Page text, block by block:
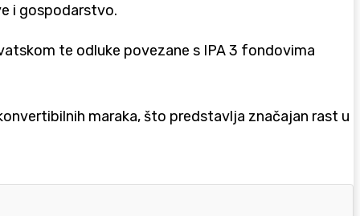
i gospodarstvo.
te odluke povezane s IPA 3 fondovima
maraka, što predstavlja značajan rast u